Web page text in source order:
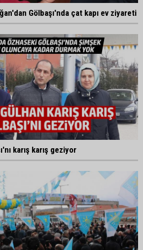
Gölbaşı'nda çat kapı ev ziyareti
karış karış geziyor